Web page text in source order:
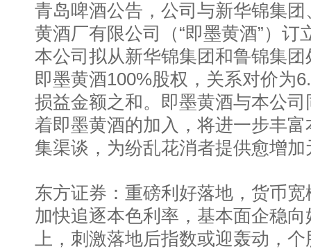
青岛啤酒公告，公司与新华锦集
黄酒厂有限公司（“即墨黄酒”）订
本公司拟从新华锦集团和鲁锦集
即墨黄酒100%股权，关系对价为
损益金额之和。即墨黄酒与本公
着即墨黄酒的加入，将进一步丰
集渠谈，为纷乱花消者提供愈增
东方证券：重磅利好落地，货币
加快追逐本色利率，基本面企稳
上，刺激落地后指数或迎轰动，